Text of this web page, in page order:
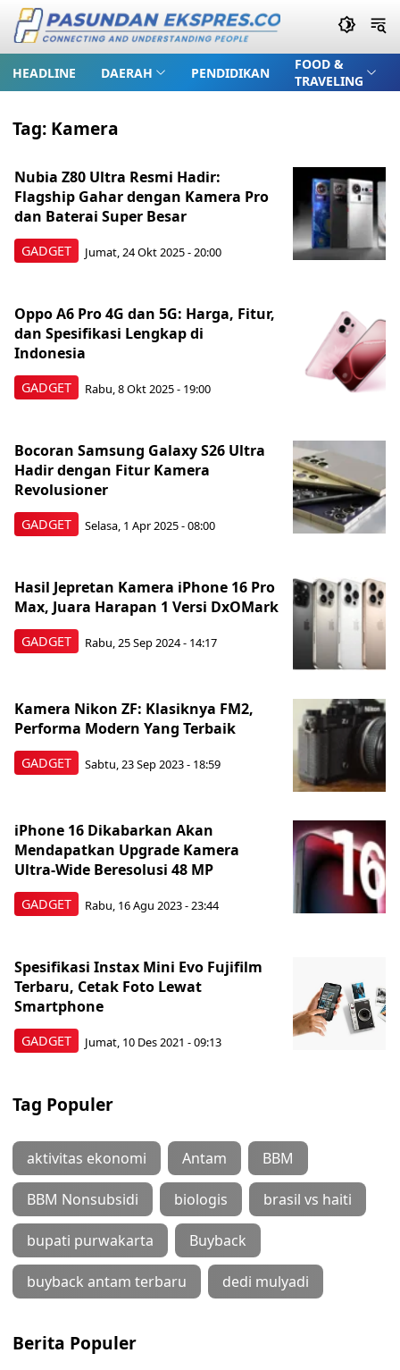
HEADLINE DAERAH PENDIDIKAN
FOOD &
TRAVELING
Tag: Kamera
GADGET
Nubia Z80 Ultra Resmi Hadir:
Flagship Gahar dengan Kamera Pro
dan Baterai Super Besar
Jumat, 24 Okt 2025 - 20:00
GADGET
Oppo A6 Pro 4G dan 5G: Harga, Fitur,
dan Spesifikasi Lengkap di
Indonesia
Rabu, 8 Okt 2025 - 19:00
GADGET
Bocoran Samsung Galaxy S26 Ultra
Hadir dengan Fitur Kamera
Revolusioner
Selasa, 1 Apr 2025 - 08:00
GADGET
Hasil Jepretan Kamera iPhone 16 Pro
Max, Juara Harapan 1 Versi DxOMark
Rabu, 25 Sep 2024 - 14:17
GADGET
Kamera Nikon ZF: Klasiknya FM2,
Performa Modern Yang Terbaik
Sabtu, 23 Sep 2023 - 18:59
GADGET
iPhone 16 Dikabarkan Akan
Mendapatkan Upgrade Kamera
Ultra-Wide Beresolusi 48 MP
Rabu, 16 Agu 2023 - 23:44
GADGET
Spesifikasi Instax Mini Evo Fujifilm
Terbaru, Cetak Foto Lewat
Smartphone
Jumat, 10 Des 2021 - 09:13
Tag Populer
aktivitas ekonomi Antam BBM
BBM Nonsubsidi biologis brasil vs haiti
bupati purwakarta Buyback
buyback antam terbaru dedi mulyadi
Berita Populer